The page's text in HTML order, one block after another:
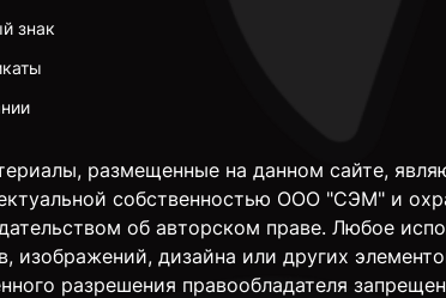
знак
размещенные на данном сайте,
собственностью ООО "СЭМ" и
об авторском праве. Любое
изображений, дизайна или других
разрешения правообладателя